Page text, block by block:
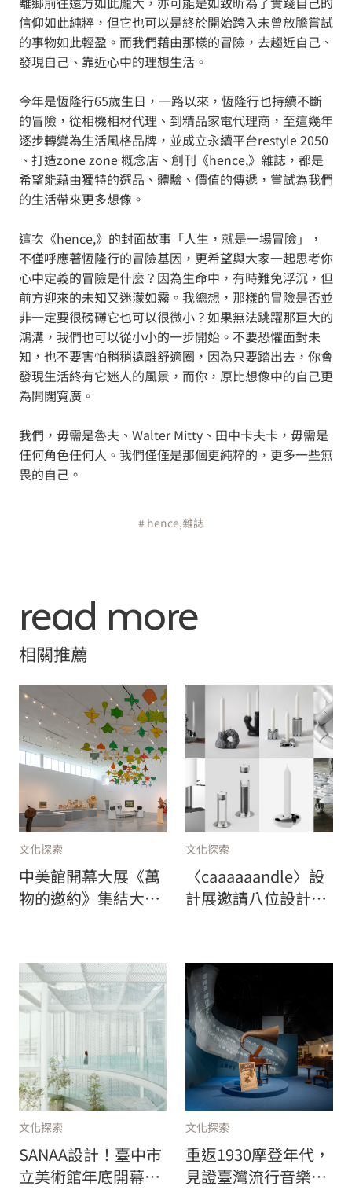
信仰如此純粹，但它也可以是終於開始跨入未曾放膽嘗試
的事物如此輕盈。而我們藉由那樣的冒險，去趨近自己、
發現自己、靠近心中的理想生活。
今年是恆隆行65歲生日，一路以來，恆隆行也持續不斷
的冒險，從相機相材代理、到精品家電代理商，至這幾年
逐步轉變為生活風格品牌，並成立永續平台restyle 2050
、打造zone zone 概念店、創刊《hence,》雜誌，都是
希望能藉由獨特的選品、體驗、價值的傳遞，嘗試為我們
的生活帶來更多想像。
這次《hence,》的封面故事「人生，就是一場冒險」，
不僅呼應著恆隆行的冒險基因，更希望與大家一起思考你
心中定義的冒險是什麼？因為生命中，有時難免浮沉，但
前方迎來的未知又迷濛如霧。我總想，那樣的冒險是否並
非一定要很磅礡它也可以很微小？如果無法跳躍那巨大的
鴻溝，我們也可以從小小的一步開始。不要恐懼面對未
知，也不要害怕稍稍遠離舒適圈，因為只要踏出去，你會
發現生活終有它迷人的風景，而你，原比想像中的自己更
為開闊寬廣。
我們，毋需是魯夫、Walter Mitty、田中卡夫卡，毋需是
任何角色任何人。我們僅僅是那個更純粹的，更多一些無
畏的自己。
# hence,雜誌
read more
相關推薦
文化探索
中美館開幕大展《萬
物的邀約》集結大師
品首度亮相！
文化探索
〈caaaaaandle〉設
計展邀請八位設計
文化探索
SANAA設計！臺中市
立美術館年底開幕，
文化探索
重返1930摩登年代，
見證臺灣流行音樂萌